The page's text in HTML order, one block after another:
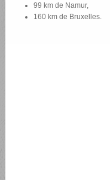
99 km de Namur,
160 km de Bruxelles.